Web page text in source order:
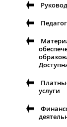
услуги